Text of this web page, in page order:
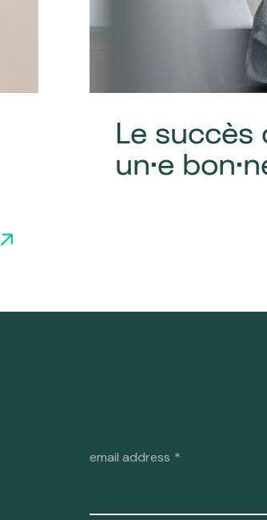
Le succès
un·e
email address *